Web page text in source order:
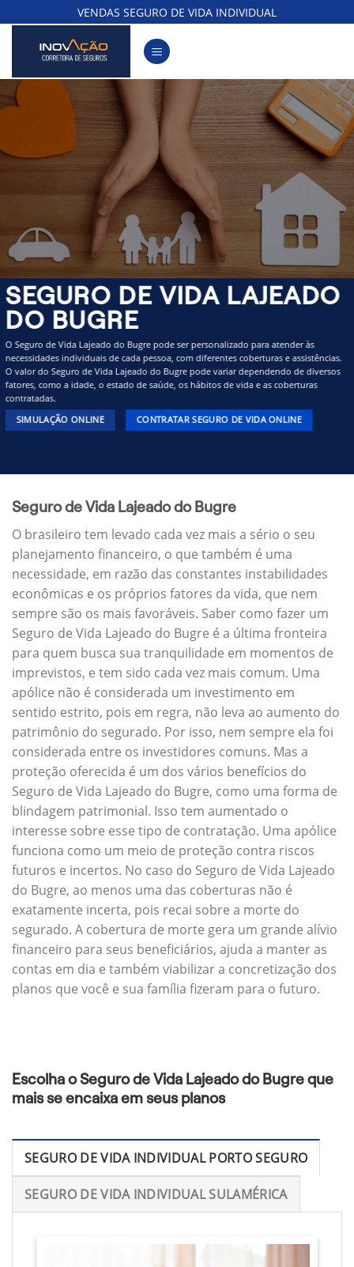
to
content
VENDAS SEGURO DE VIDA INDIVIDUAL
SEGURO DE VIDA LAJEADO
DO BUGRE
O Seguro de Vida Lajeado do Bugre pode ser personalizado para atender às
necessidades individuais de cada pessoa, com diferentes coberturas e assistências.
O valor do Seguro de Vida Lajeado do Bugre pode variar dependendo de diversos
fatores, como a idade, o estado de saúde, os hábitos de vida e as coberturas
contratadas.
SIMULAÇÃO ONLINE CONTRATAR SEGURO DE VIDA ONLINE
Seguro de Vida Lajeado do Bugre
O brasileiro tem levado cada vez mais a sério o seu
planejamento financeiro, o que também é uma
necessidade, em razão das constantes instabilidades
econômicas e os próprios fatores da vida, que nem
sempre são os mais favoráveis. Saber como fazer um
Seguro de Vida Lajeado do Bugre é a última fronteira
para quem busca sua tranquilidade em momentos de
imprevistos, e tem sido cada vez mais comum. Uma
apólice não é considerada um investimento em
sentido estrito, pois em regra, não leva ao aumento do
patrimônio do segurado. Por isso, nem sempre ela foi
considerada entre os investidores comuns. Mas a
proteção oferecida é um dos vários benefícios do
Seguro de Vida Lajeado do Bugre, como uma forma de
blindagem patrimonial. Isso tem aumentado o
interesse sobre esse tipo de contratação. Uma apólice
funciona como um meio de proteção contra riscos
futuros e incertos. No caso do Seguro de Vida Lajeado
do Bugre, ao menos uma das coberturas não é
exatamente incerta, pois recai sobre a morte do
segurado. A cobertura de morte gera um grande alívio
financeiro para seus beneficiários, ajuda a manter as
contas em dia e também viabilizar a concretização dos
planos que você e sua família fizeram para o futuro.
Escolha o Seguro de Vida Lajeado do Bugre que
mais se encaixa em seus planos
SEGURO DE VIDA INDIVIDUAL PORTO SEGURO
SEGURO DE VIDA INDIVIDUAL SULAMÉRICA